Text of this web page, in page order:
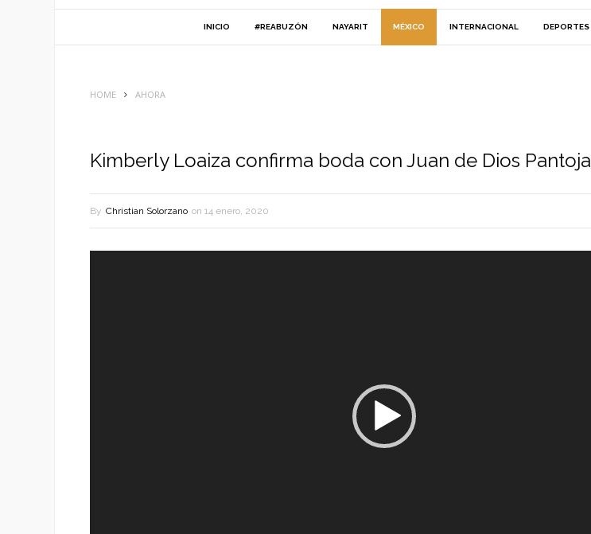
INICIO #REABUZÓN NAYARIT MÉXICO INTERNACIONAL DEPORTES
HOME AHORA
Kimberly Loaiza confirma boda con Juan de Dios Pantoja
By Christian Solorzano on 14 enero, 2020